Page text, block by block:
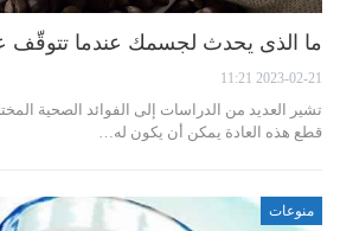
ما الذى يحدث لجسمك عندما
2023-02-21 11:21
تشير العديد من الدراسات إلى الفوائد الصحية
قطع هذه العادة يمكن أن يكون له…
منوعات